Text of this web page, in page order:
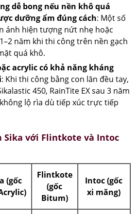
dễ bong nếu nền khô quá
dưỡng ẩm đúng cách: Một số
ánh hiện tượng nứt nhẹ hoặc
năm khi thi công trên nền gạch
quá khô.
acrylic có khả năng kháng
: Khi thi công bằng con lăn đều tay,
450, RainTite EX sau 3 năm
lộ rìa dù tiếp xúc trực tiếp
Sika với Flintkote và Intoc
(gốc
Flintkote
(gốc
Bitum)
Intoc (gốc
xi măng)